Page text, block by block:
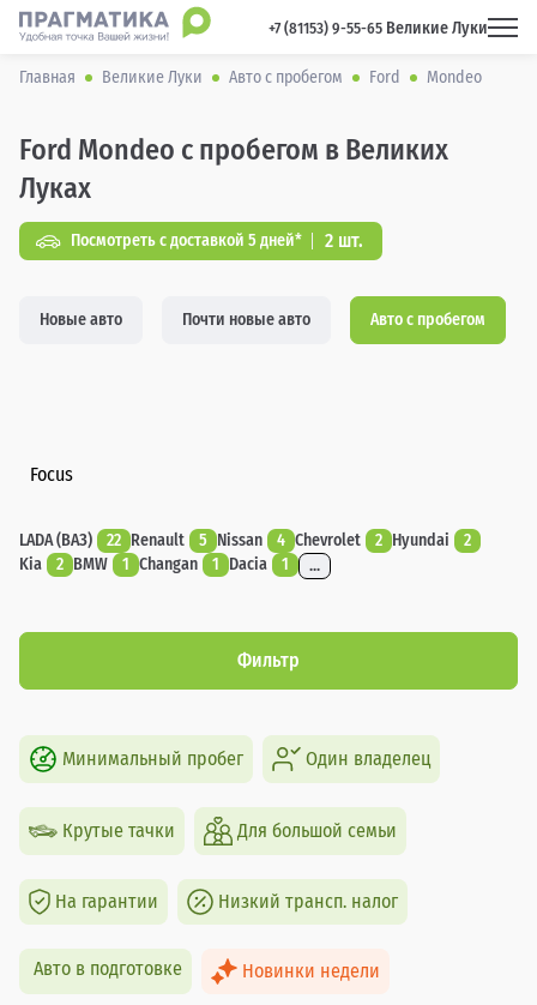
+7 (81153) 9-55-65 Великие Луки
Главная Великие Луки Авто с пробегом Ford Mondeo
Ford Mondeo с пробегом в Великих
Луках
Посмотреть с доставкой 5 дней* 2 шт.
Новые авто Почти новые авто Авто с пробегом
Focus
LADA (ВАЗ) 22 Renault 5 Nissan 4 Chevrolet 2 Hyundai
2
Kia
2 BMW 1 Changan 1 Dacia 1 ...
Фильтр
Минимальный пробег Один владелец
Крутые тачки Для большой семьи
На гарантии Низкий трансп. налог
Авто в подготовке Новинки недели